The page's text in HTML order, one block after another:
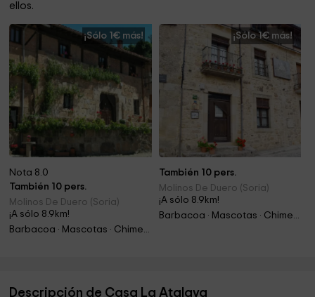
ellos.
¡Sólo 1€ más!
Nota 8.0
También 10 pers.
Molinos De Duero (Soria)
¡A sólo 8.9km!
Barbacoa · Mascotas · Chimenea
¡Sólo 1€ más!
También 10 pers.
Molinos De Duero (Soria)
¡A sólo 8.9km!
Barbacoa · Mascotas · Chimenea
Descripción de Casa La Atalaya